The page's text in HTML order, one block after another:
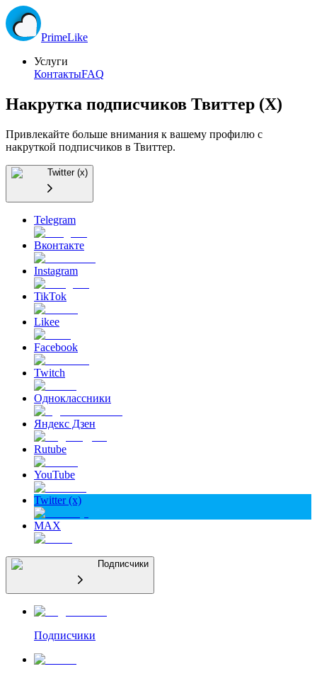
PrimeLike
Услуги
КонтактыFAQ
Накрутка подписчиков Твиттер (X)
Привлекайте больше внимания к вашему профилю с
накруткой подписчиков в Твиттер.
Twitter (x)
Telegram
Вконтакте
Instagram
TikTok
Likee
Facebook
Twitch
Одноклассники
Яндекс Дзен
Rutube
YouTube
Twitter (x)
MAX
Подписчики
Подписчики